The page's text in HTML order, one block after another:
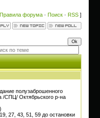
Правила форума · Поиск · RSS ]
полузаброшенного
/СПЦ/ Октябрьского р-на
27, 43, 51, 59 до остановки